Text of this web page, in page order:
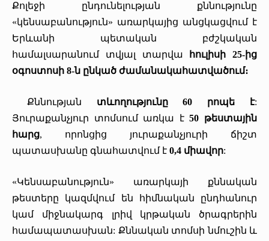
Քոլեջի ընդունելության քննությունը
«կենսաբանություն» առարկայից անցկացվում է
Երևանի պետական բժշկական
համալսարանում տվյալ տարվա
հուլիսի 25-ից
օգոստոսի 8-ն ընկած ժամանակահատվածում։
Քննության տևողությունը 60 րոպե է:
Յուրաքանչյուր տոմսում առկա է50 թեստային
հարց, որոնցից յուրաքանչյուրի ճիշտ
պատասխանը գնահատվում է 0,4 միավոր:
«Կենսաբանություն» առարկայի քննական
թեստերը կազմվում են հիմնական ընդհանուր
կամ միջնակարգ լրիվ կրթական ծրագրերին
համապատասխան: Քննական տոմսի նմուշին և